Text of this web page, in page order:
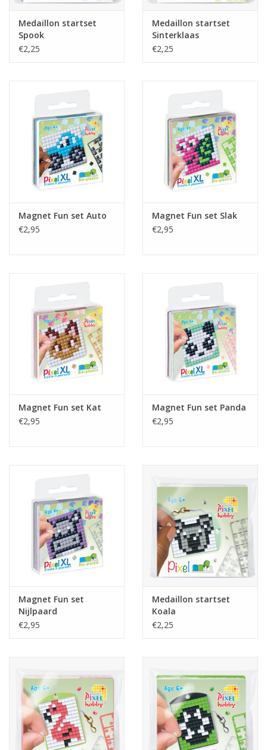
Medaillon startset
Spook
€2,25
Medaillon startset
Sinterklaas
€2,25
Magnet Fun set Auto
€2,95
Magnet Fun set Slak
€2,95
Magnet Fun set Kat
€2,95
Magnet Fun set Panda
€2,95
Magnet Fun set
Nijlpaard
€2,95
Medaillon startset
Koala
€2,25